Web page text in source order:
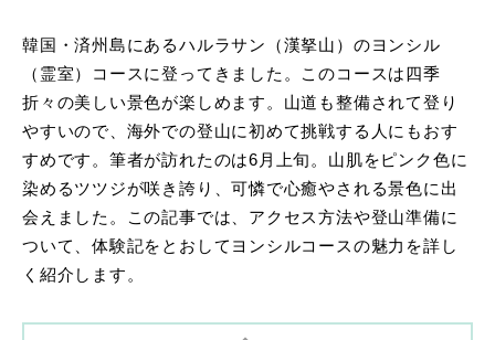
韓国・済州島にあるハルラサン（漢拏山）のヨンシル
（霊室）コースに登ってきました。このコースは四季
折々の美しい景色が楽しめます。山道も整備されて登り
やすいので、海外での登山に初めて挑戦する人にもおす
すめです。筆者が訪れたのは6月上旬。山肌をピンク色に
染めるツツジが咲き誇り、可憐で心癒やされる景色に出
会えました。この記事では、アクセス方法や登山準備に
ついて、体験記をとおしてヨンシルコースの魅力を詳し
く紹介します。